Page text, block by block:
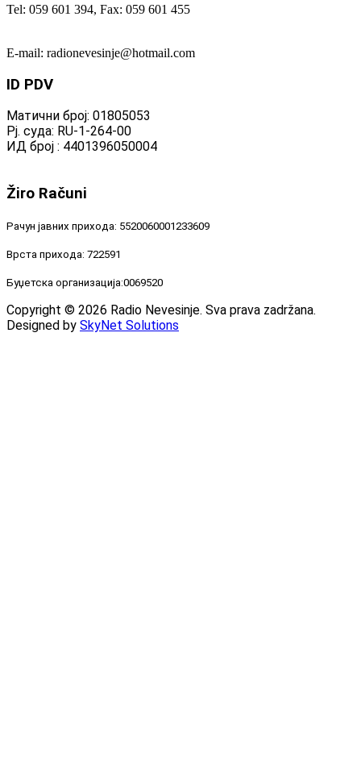
Tel: 059 601 394, Fax: 059 601 455
E-mail: radionevesinje@hotmail.com
ID PDV
Матични број: 01805053
Рј. суда: RU-1-264-00
ИД број : 4401396050004
Žiro Računi
Рачун јавних прихода: 5520060001233609
Врста прихода: 722591
Буџетска организација:0069520
Copyright © 2026 Radio Nevesinje. Sva prava zadržana.
Designed by SkyNet Solutions